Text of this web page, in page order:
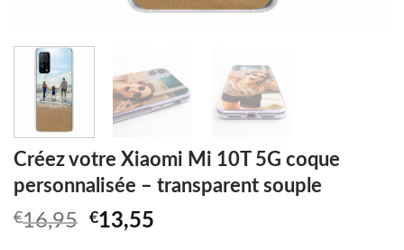
Créez votre Xiaomi Mi 10T 5G coque
personnalisée – transparent souple
€16,95 Original
€13,55